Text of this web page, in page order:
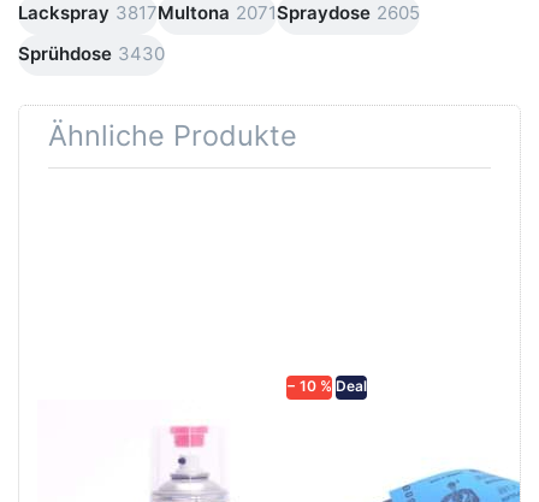
Lackspray 3817Multona 2071Spraydose 2605
Sprühdose 3430
Ähnliche Produkte
SprayMax 2K Klarlack
hochglänzend
− 10 % Deal
diversen Körnungen